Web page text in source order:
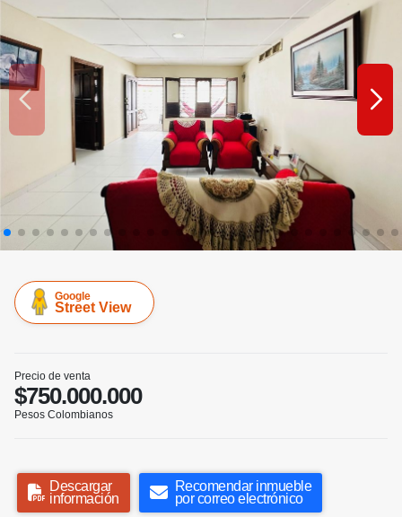
Google
Street View
Precio de venta
$750.000.000
Pesos Colombianos
Descargar
información
Recomendar inmueble
por correo electrónico